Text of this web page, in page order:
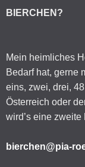
BIERCHEN?
Mein heimliches
Bedarf hat, gerne
eins, zwei, drei,
Österreich oder
wird’s eine zweite
bierchen@pia-